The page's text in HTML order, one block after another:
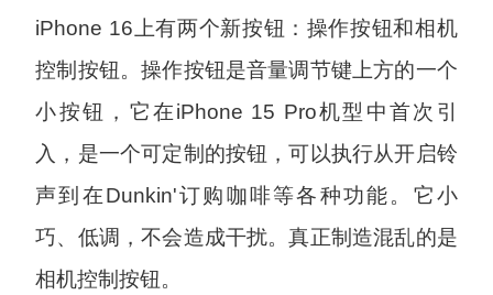
iPhone 16上有两个新按钮：操作按钮和相机
控制按钮。操作按钮是音量调节键上方的一个
小按钮，它在iPhone 15 Pro机型中首次引
入，是一个可定制的按钮，可以执行从开启铃
声到在Dunkin'订购咖啡等各种功能。它小
巧、低调，不会造成干扰。真正制造混乱的是
相机控制按钮。